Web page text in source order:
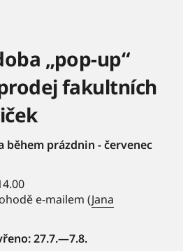
„pop-up“
fakultních
během prázdnin - červenec
e-mailem (Jana
27.7.—7.8.